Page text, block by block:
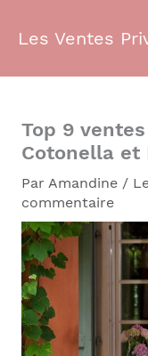
Les Ventes
Top 9
Cotonella et
Par Amandine /
commentaire